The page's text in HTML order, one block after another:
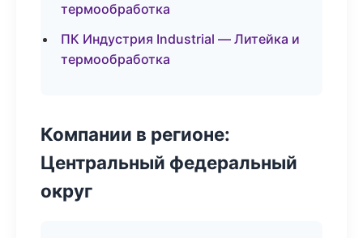
термообработка
ПК Индустрия Industrial — Литейка и
термообработка
Компании в регионе:
Центральный федеральный
округ